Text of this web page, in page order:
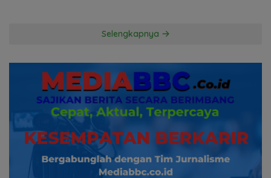
Selengkapnya